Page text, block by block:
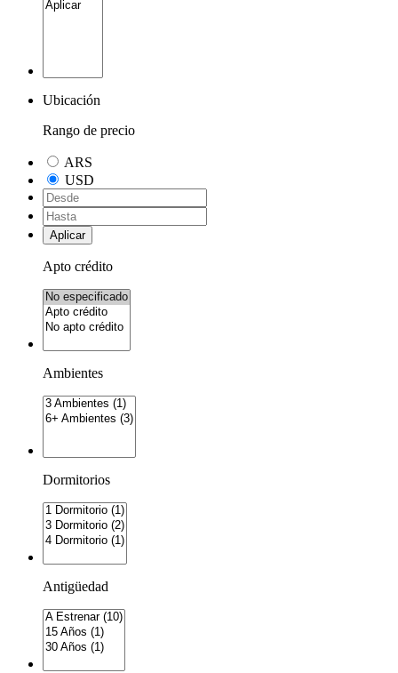
Ubicación
Rango de precio
ARS
USD
Aplicar
Apto crédito
Ambientes
Dormitorios
Antigüedad